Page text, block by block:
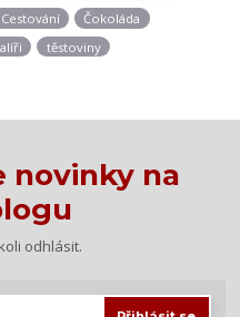
Cestování
Čokoláda
těstoviny
novinky na
odhlásit.